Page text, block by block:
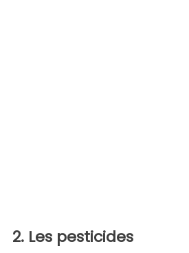
2. Les pesticides